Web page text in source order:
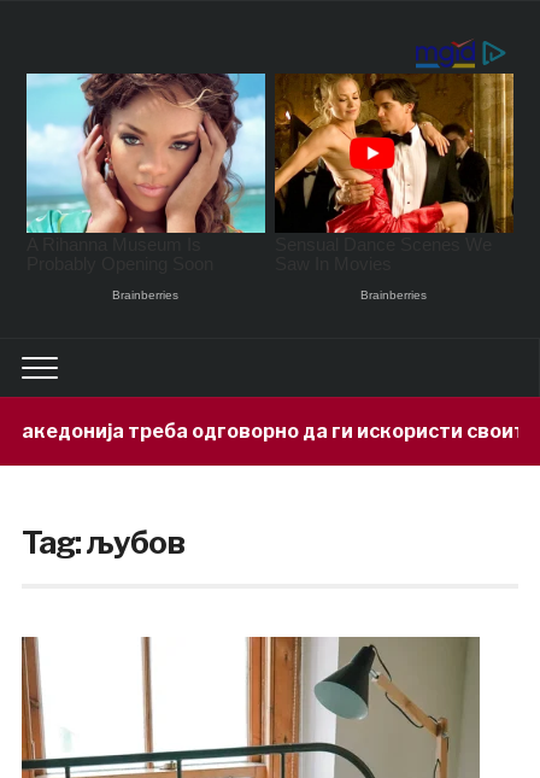
треба одговорно да ги искористи своите
Tag:љубов